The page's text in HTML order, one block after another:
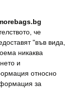
че
"във вида,
никаква
и
относно
за